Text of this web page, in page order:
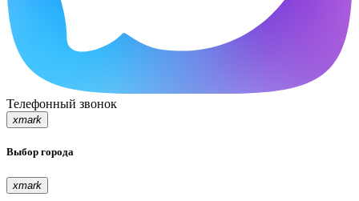
Телефонный звонок
xmark
Выбор города
xmark